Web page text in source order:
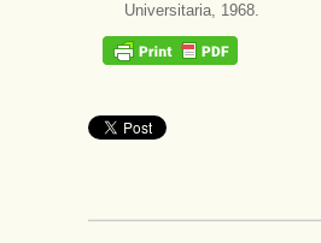
Universitaria, 1968.